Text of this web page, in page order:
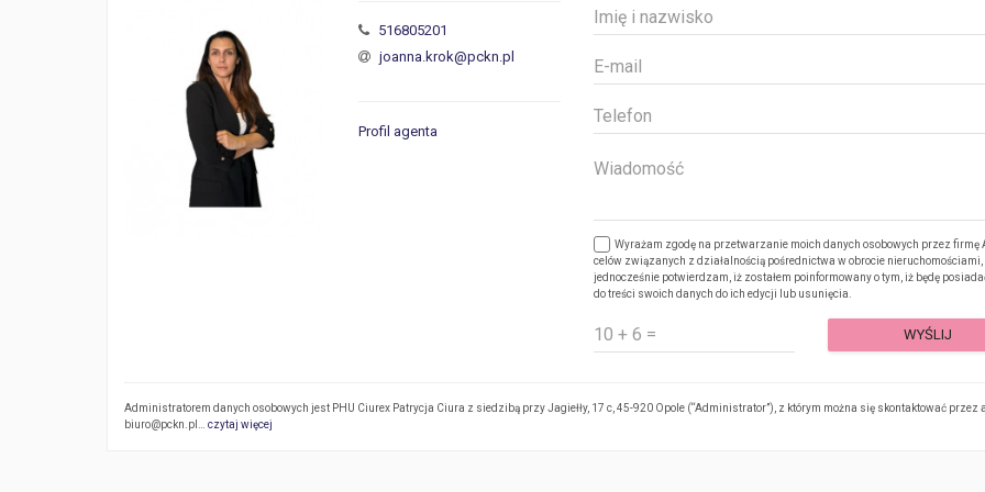
516805201
joanna.krok@pckn.pl
Profil agenta
Wyrażam zgodę na przetwarzanie moich danych osobowych przez firmę
celów związanych z działalnością pośrednictwa w obrocie nieruchomościami,
jednocześnie potwierdzam, iż zostałem poinformowany o tym, iż będę
do treści swoich danych do ich edycji lub usunięcia.
Administratorem danych osobowych jest PHU Ciurex Patrycja Ciura z siedzibą przy Jagiełły, 17 c, 45-920 Opole (“Administrator”), z którym można się skontaktować przez
biuro@pckn.pl… czytaj więcej